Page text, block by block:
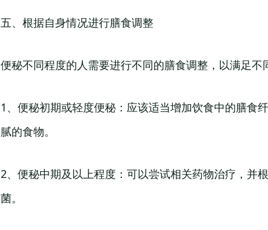
五、根据自身情况进行膳食调整
便秘不同程度的人需要进行不同的膳食调整，以满足不
1、便秘初期或轻度便秘：应该适当增加饮食中的膳食
腻的食物。
2、便秘中期及以上程度：可以尝试相关药物治疗，并
菌。